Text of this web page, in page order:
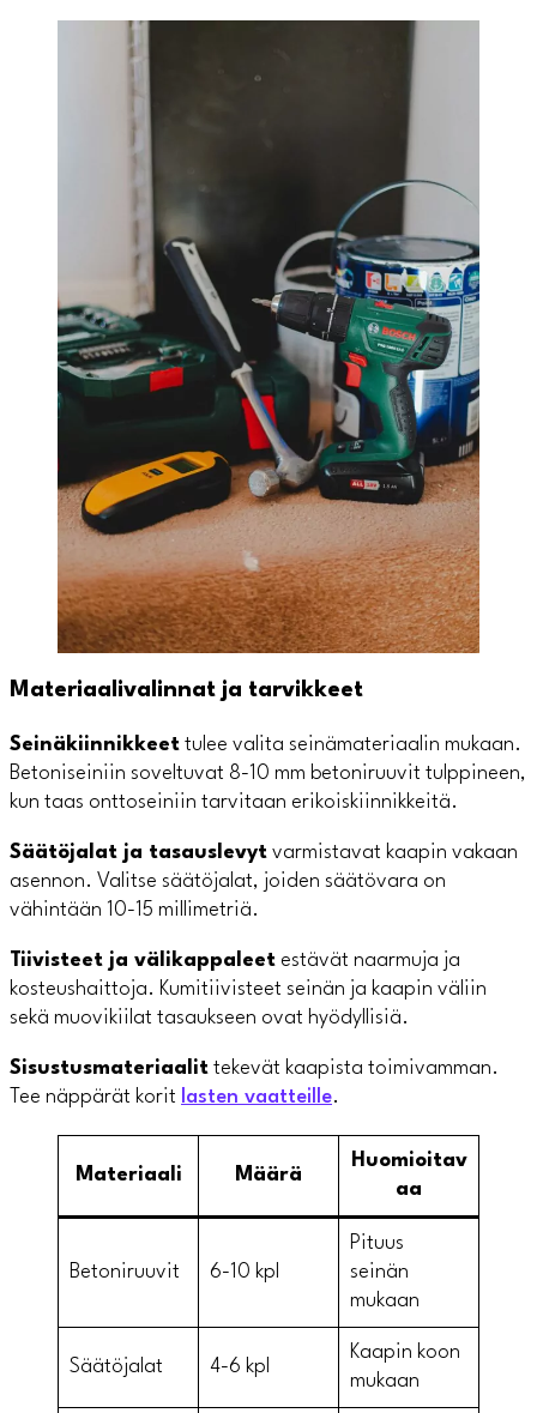
Materiaalivalinnat ja tarvikkeet
Seinäkiinnikkeet tulee valita seinämateriaalin mukaan.
Betoniseiniin soveltuvat 8-10 mm betoniruuvit tulppineen,
kun taas onttoseiniin tarvitaan erikoiskiinnikkeitä.
Säätöjalat ja tasauslevyt varmistavat kaapin vakaan
asennon. Valitse säätöjalat, joiden säätövara on
vähintään 10-15 millimetriä.
Tiivisteet ja välikappaleet estävät naarmuja ja
kosteushaittoja. Kumitiivisteet seinän ja kaapin väliin
sekä muovikiilat tasaukseen ovat hyödyllisiä.
Sisustusmateriaalit tekevät kaapista toimivamman.
Tee näppärät korit lasten vaatteille.
Materiaali Määrä
Huomioitav
aa
Betoniruuvit 6-10 kpl
Pituus
seinän
mukaan
Säätöjalat 4-6 kpl
Kaapin koon
mukaan